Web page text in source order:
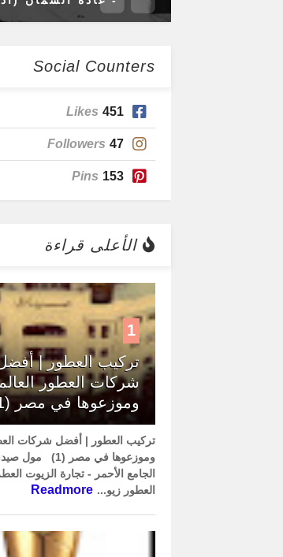
Social Counters
451
Likes
47
Followers
153
Pins
الأعلى قراءة
1
تركيب العطور |
شركات العطور
وموزعوها في مصر (1)
تركيب العطور | أفضل شركات
وموزعوها في مصر
الجامع الأحمر - تجارة الزيوت
العطور زيو... Readmore